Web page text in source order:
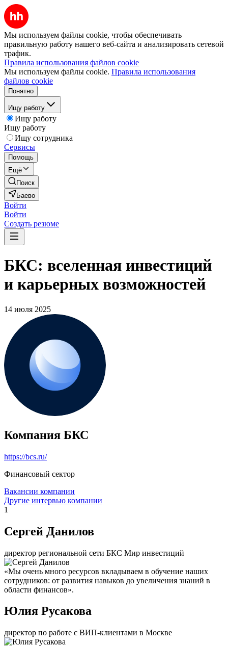
Мы используем файлы cookie, чтобы обеспечивать
правильную работу нашего веб-сайта и анализировать сетевой
трафик.
Правила использования файлов cookie
Мы используем файлы cookie. Правила использования
файлов cookie
Понятно
Ищу работу
Ищу работу
Ищу работу
Ищу сотрудника
Сервисы
Помощь
Ещё
Поиск
Баево
Войти
Войти
Создать резюме
БКС: вселенная инвестиций
и карьерных возможностей
14 июля 2025
Компания БКС
https://bcs.ru/
Финансовый сектор
Вакансии компании
Другие интервью компании
1
Сергей Данилов
директор региональной сети БКС Мир инвестиций
«Мы очень много ресурсов вкладываем в обучение наших
сотрудников: от развития навыков до увеличения знаний в
области финансов».
Юлия Русакова
директор по работе с ВИП-клиентами в Москве